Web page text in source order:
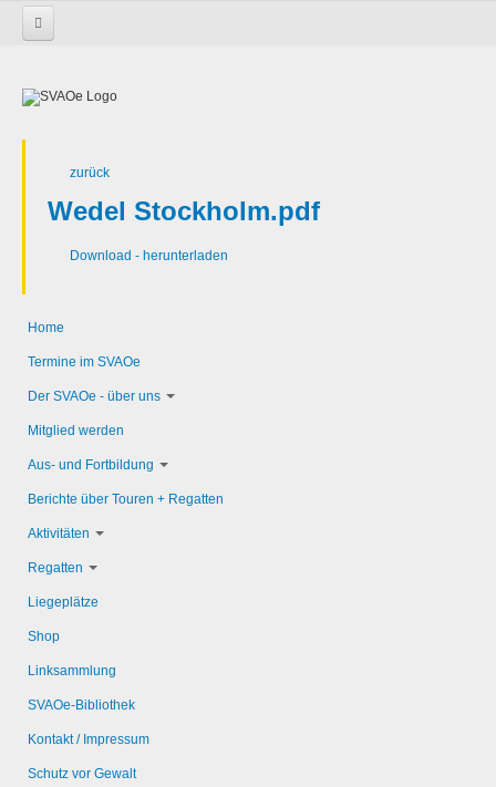
SVAOe Nachrichten
zurück
Wedel Stockholm.pdf
Download - herunterladen
Home
Termine im SVAOe
Der SVAOe - über uns
Mitglied werden
Aus- und Fortbildung
Berichte über Touren + Regatten
Aktivitäten
Regatten
Liegeplätze
Shop
Linksammlung
SVAOe-Bibliothek
Kontakt / Impressum
Schutz vor Gewalt